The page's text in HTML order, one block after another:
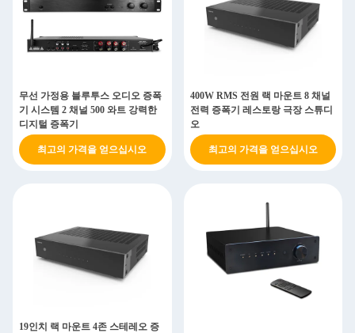
무선 가정용 블루투스 오디오 증폭
기 시스템 2 채널 500 와트 강력한
디지털 증폭기
최고의 가격을 얻으십시오
400W RMS 전원 랙 마운트 8 채널
전력 증폭기 레스토랑 극장 스튜디
오
최고의 가격을 얻으십시오
19인치 랙 마운트 4존 스테레오 증